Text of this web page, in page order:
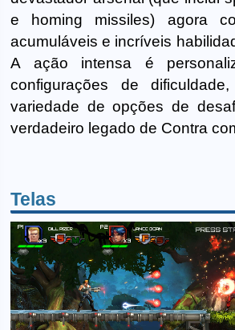
e homing missiles) agora
acumuláveis e incríveis
A ação intensa é
configurações de
variedade de opções de
verdadeiro legado de Contra
Telas